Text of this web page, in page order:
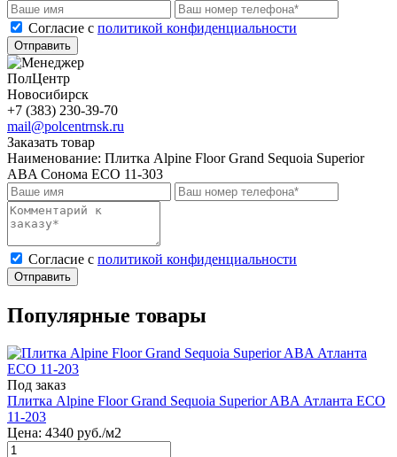
Cогласие с политикой конфиденциальности
Отправить
ПолЦентр
Новосибирск
+7 (383) 230-39-70
mail@polcentrnsk.ru
Заказать товар
Наименование: Плитка Alpine Floor Grand Sequoia Superior
ABA Сонома ECO 11-303
Cогласие с политикой конфиденциальности
Отправить
Популярные товары
Под заказ
Плитка Alpine Floor Grand Sequoia Superior ABA Атланта ECO
11-203
Цена: 4340 руб./м2